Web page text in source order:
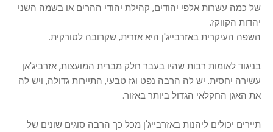
של כמה עשרות אלפי יהודים, קהילת יהודי ההרים או בשמה השני
יהדות הקווקז.
השפה העיקרית באזרבייג'ן היא אזרית, שקרובה לטורקית.
בניגוד לאומות רבות שהיו בעבר חלק מברית המועצות, אזרביג'אן
עשירה יחסית. יש לה הרבה נפט וגז טבעי, התיירות גדולה, ויש לה
את האגן החקלאי הגדול ביותר באזור.
תיירים יכולים ליהנות באזרבייג'ן מכל כך הרבה סוגים שונים של